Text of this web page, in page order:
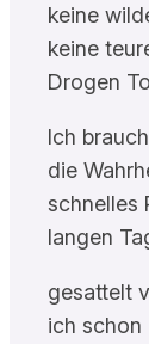
keine
keine
Drogen
Ich
die
schnelles
langen
gesattelt
ich schon